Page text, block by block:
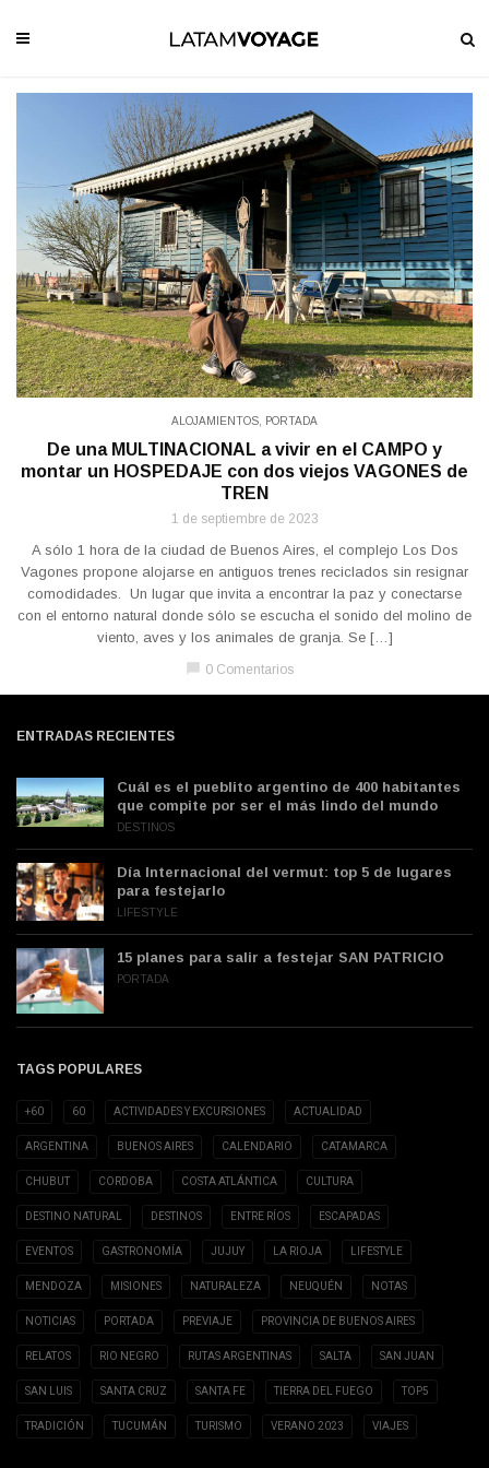
ALOJAMIENTOS PORTADA
De una MULTINACIONAL a vivir en el CAMPO y
montar un HOSPEDAJE con dos viejos VAGONES de
TREN
1 de septiembre de 2023
A sólo 1 hora de la ciudad de Buenos Aires, el complejo Los Dos
Vagones propone alojarse en antiguos trenes reciclados sin resignar
comodidades. Un lugar que invita a encontrar la paz y conectarse
con el entorno natural donde sólo se escucha el sonido del molino de
viento, aves y los animales de granja. Se […]
0 Comentarios
ENTRADAS RECIENTES
Cuál es el pueblito argentino de 400 habitantes
que compite por ser el más lindo del mundo
DESTINOS
Día Internacional del vermut: top 5 de lugares
para festejarlo
LIFESTYLE
15 planes para salir a festejar SAN PATRICIO
PORTADA
TAGS POPULARES
+60 60 ACTIVIDADES Y EXCURSIONES ACTUALIDAD
ARGENTINA BUENOS AIRES CALENDARIO CATAMARCA
CHUBUT CORDOBA COSTA ATLÁNTICA CULTURA
DESTINO NATURAL DESTINOS ENTRE RÍOS ESCAPADAS
EVENTOS GASTRONOMÍA JUJUY LA RIOJA LIFESTYLE
MENDOZA MISIONES NATURALEZA NEUQUÉN NOTAS
NOTICIAS PORTADA PREVIAJE PROVINCIA DE BUENOS AIRES
RELATOS RIO NEGRO RUTAS ARGENTINAS SALTA SAN JUAN
SAN LUIS SANTA CRUZ SANTA FE TIERRA DEL FUEGO TOP5
TRADICIÓN TUCUMÁN TURISMO VERANO 2023 VIAJES